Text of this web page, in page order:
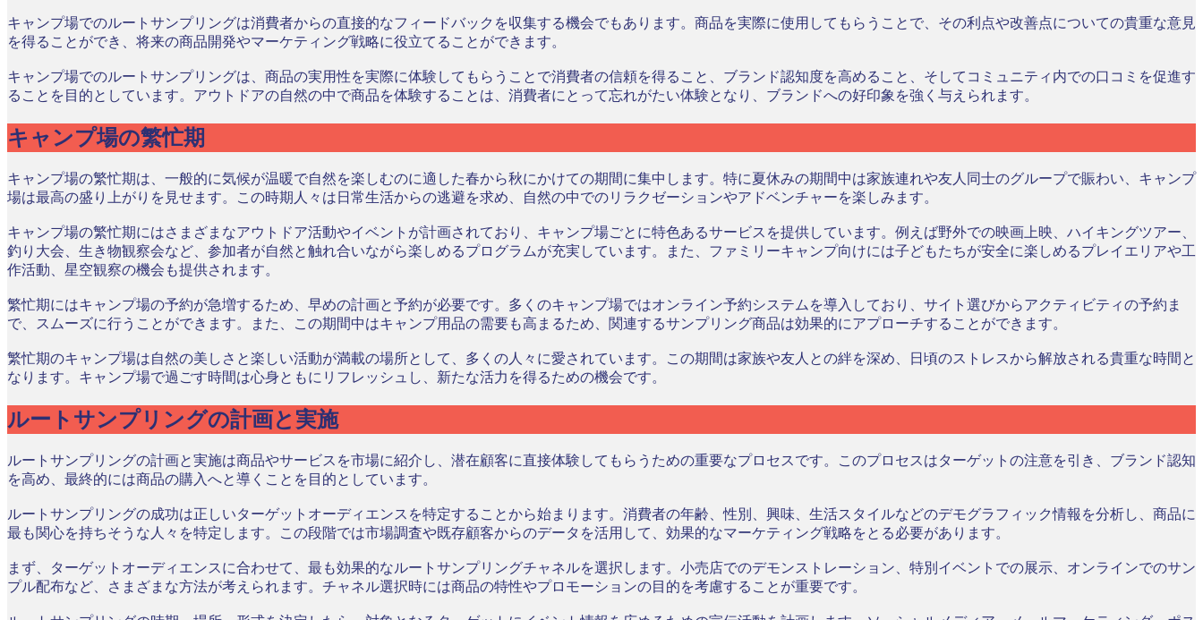
キャンプ場でのルートサンプリングは消費者からの直接的なフィードバックを収集する機会でもあります。商品を実際に使用してもらうことで、その利点や改善点についての貴重な意見
を得ることができ、将来の商品開発やマーケティング戦略に役立てることができます。
キャンプ場でのルートサンプリングは、商品の実用性を実際に体験してもらうことで消費者の信頼を得ること、ブランド認知度を高めること、そしてコミュニティ内での口コミを促進す
ることを目的としています。アウトドアの自然の中で商品を体験することは、消費者にとって忘れがたい体験となり、ブランドへの好印象を強く与えられます。
キャンプ場の繁忙期
キャンプ場の繁忙期は、一般的に気候が温暖で自然を楽しむのに適した春から秋にかけての期間に集中します。特に夏休みの期間中は家族連れや友人同士のグループで賑わい、キャンプ
場は最高の盛り上がりを見せます。この時期人々は日常生活からの逃避を求め、自然の中でのリラクゼーションやアドベンチャーを楽しみます。
キャンプ場の繁忙期にはさまざまなアウトドア活動やイベントが計画されており、キャンプ場ごとに特色あるサービスを提供しています。例えば野外での映画上映、ハイキングツアー、
釣り大会、生き物観察会など、参加者が自然と触れ合いながら楽しめるプログラムが充実しています。また、ファミリーキャンプ向けには子どもたちが安全に楽しめるプレイエリアや工
作活動、星空観察の機会も提供されます。
繁忙期にはキャンプ場の予約が急増するため、早めの計画と予約が必要です。多くのキャンプ場ではオンライン予約システムを導入しており、サイト選びからアクティビティの予約ま
で、スムーズに行うことができます。また、この期間中はキャンプ用品の需要も高まるため、関連するサンプリング商品は効果的にアプローチすることができます。
繁忙期のキャンプ場は自然の美しさと楽しい活動が満載の場所として、多くの人々に愛されています。この期間は家族や友人との絆を深め、日頃のストレスから解放される貴重な時間と
なります。キャンプ場で過ごす時間は心身ともにリフレッシュし、新たな活力を得るための機会です。
ルートサンプリングの計画と実施
ルートサンプリングの計画と実施は商品やサービスを市場に紹介し、潜在顧客に直接体験してもらうための重要なプロセスです。このプロセスはターゲットの注意を引き、ブランド認知
を高め、最終的には商品の購入へと導くことを目的としています。
ルートサンプリングの成功は正しいターゲットオーディエンスを特定することから始まります。消費者の年齢、性別、興味、生活スタイルなどのデモグラフィック情報を分析し、商品に
最も関心を持ちそうな人々を特定します。この段階では市場調査や既存顧客からのデータを活用して、効果的なマーケティング戦略をとる必要があります。
まず、ターゲットオーディエンスに合わせて、最も効果的なルートサンプリングチャネルを選択します。小売店でのデモンストレーション、特別イベントでの展示、オンラインでのサン
プル配布など、さまざまな方法が考えられます。チャネル選択時には商品の特性やプロモーションの目的を考慮することが重要です。